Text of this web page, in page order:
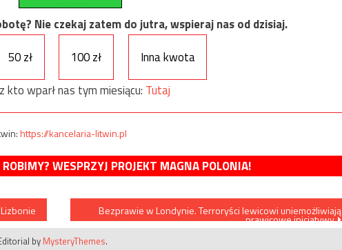
Nie czekaj zatem do jutra, wspieraj nas od dzisiaj.
50 zł 100 zł
Inna kwota
kto wparł nas tym miesiącu: Tutaj
https://kancelaria-litwin.pl
WESPRZYJ PROJEKT MAGNA POLONIA!
Bezprawie w Londynie. Terroryści lewicowi uniemożliwiają
prawicowe inicjatywy
by MysteryThemes.